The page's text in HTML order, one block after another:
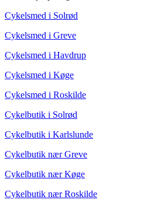
Cykelsmed i Solrød
Cykelsmed i Greve
Cykelsmed i Havdrup
Cykelsmed i Køge
Cykelsmed i Roskilde
Cykelbutik i Solrød
Cykelbutik i Karlslunde
Cykelbutik nær Greve
Cykelbutik nær Køge
Cykelbutik nær Roskilde